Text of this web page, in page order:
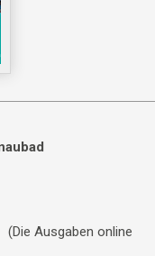
(Die Ausgaben online